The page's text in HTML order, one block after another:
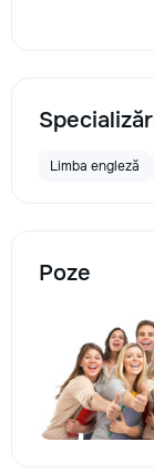
Limba engleză
Poze